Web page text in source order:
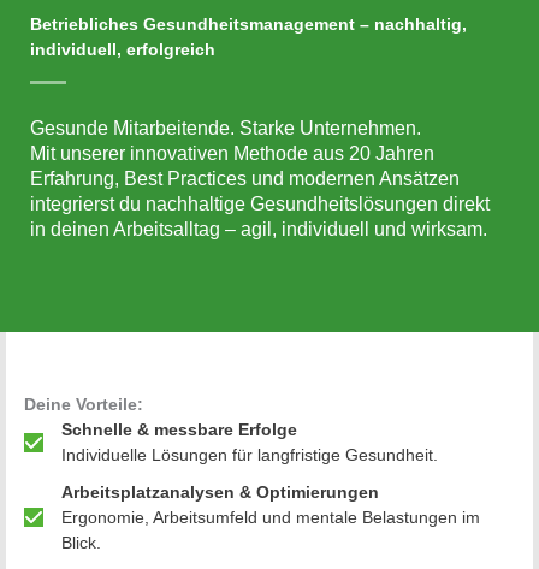
Betriebliches Gesundheitsmanagement – nachhaltig,
individuell, erfolgreich
Gesunde Mitarbeitende. Starke Unternehmen.
Mit unserer innovativen Methode aus 20 Jahren
Erfahrung, Best Practices und modernen Ansätzen
integrierst du nachhaltige Gesundheitslösungen direkt
in deinen Arbeitsalltag – agil, individuell und wirksam.
Deine Vorteile:
Schnelle & messbare Erfolge
Individuelle Lösungen für langfristige Gesundheit.
Arbeitsplatzanalysen & Optimierungen
Ergonomie, Arbeitsumfeld und mentale Belastungen im
Blick.